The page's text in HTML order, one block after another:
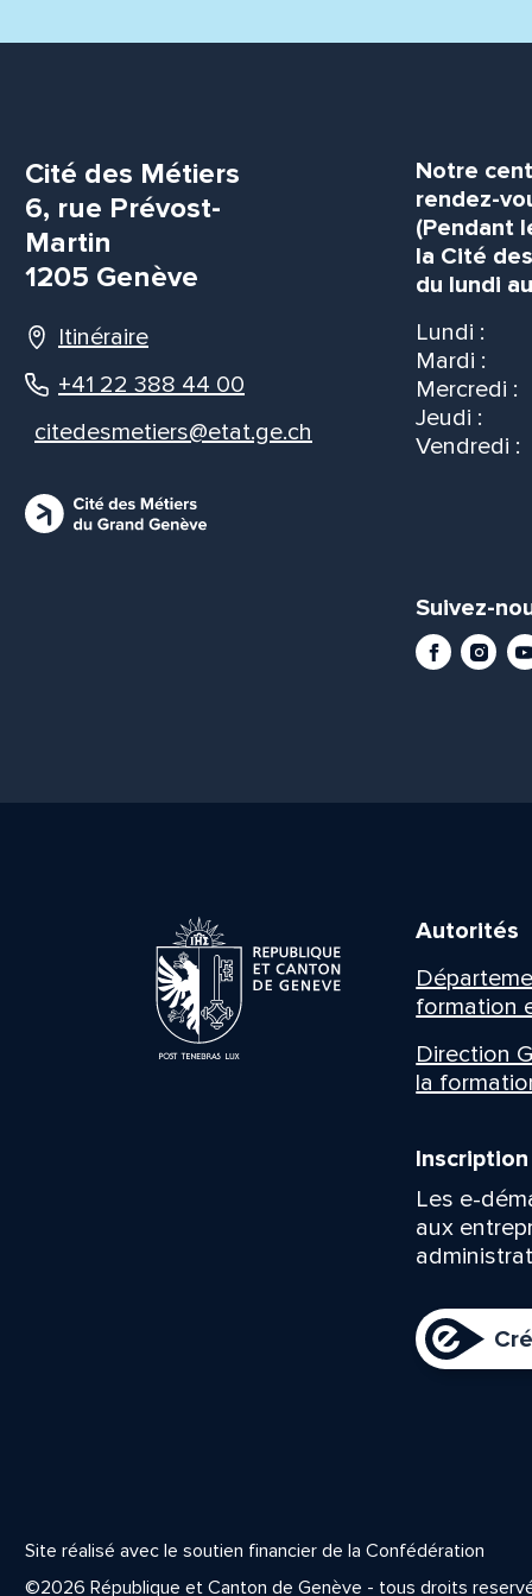
Cité des Métiers
6, rue Prévost-
Martin
1205 Genève
Itinéraire
+41 22 388 44 00
citedesmetiers@etat.ge.ch
Notre
rendez-
(Pendant
la Cité
du lundi
Lundi :
Mardi :
Mercredi :
Jeudi :
Vendredi :
Suivez-
Facebook
Autorités
formation
Direction
la
Les e-
aux
Site réalisé avec le soutien financier de la Confédération
©2026 République et Canton de Genève - tous droits